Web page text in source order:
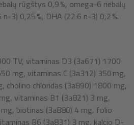
rūgštys 0,9 %, omega-6 riebalų
3) 0,25 %, DHA (22:6 n-3) 0,2 %.
TV, vitaminas D3 (3a671) 1700
mg, vitaminas C (3a312) 350 mg,
cholino chloridas (3a890) 1800 mg,
vitaminas B1 (3a821) 3 mg,
biotinas (3a880) 4 mg, folio
B6 (3a831) 3 mg, kalcio D-